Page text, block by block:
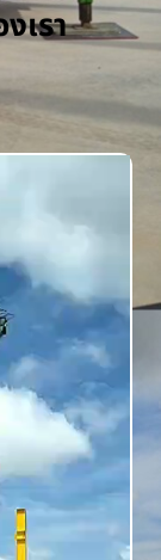
เรา